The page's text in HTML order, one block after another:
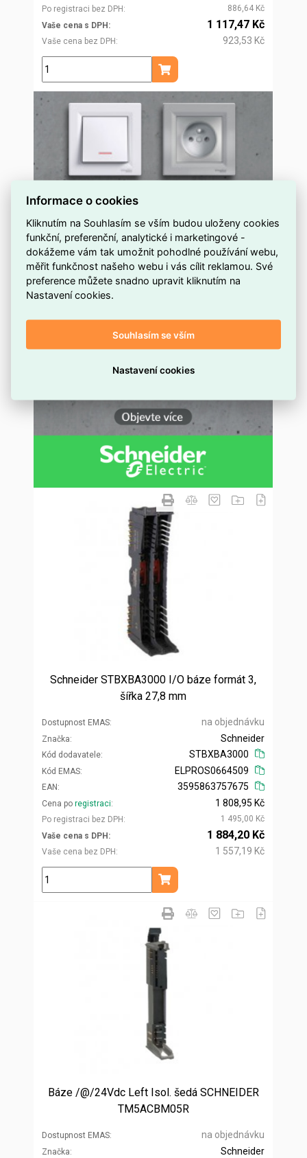
Po registraci bez DPH
886,64 Kč
Vaše cena s DPH
Vaše cena bez DPH
1 117,47 Kč
923,53 Kč
ks
Přidat do košíku
Schneider STBXBA3000 I/O báze formát 3,
šířka 27,8 mm
Dostupnost EMAS na objednávku
Značka
Kód dodavatele
Schneider
STBXBA3000
Kód EMAS
EAN
ELPROS0664509
3595863757675
Cena po registraci
Po registraci bez DPH
1 808,95 Kč
1 495,00 Kč
Vaše cena s DPH
Vaše cena bez DPH
1 884,20 Kč
1 557,19 Kč
ks
Přidat do košíku
Báze /@/24Vdc Left Isol. šedá SCHNEIDER
TM5ACBM05R
Dostupnost EMAS na objednávku
Značka
Schneider
Informace o cookies
Kliknutím na Souhlasím se vším budou uloženy cookies
funkční, preferenční, analytické i marketingové -
dokážeme vám tak umožnit pohodlné používání webu,
měřit funkčnost našeho webu i vás cílit reklamou. Své
preference můžete snadno upravit kliknutím na
Nastavení cookies.
Souhlasím se vším
Nastavení cookies